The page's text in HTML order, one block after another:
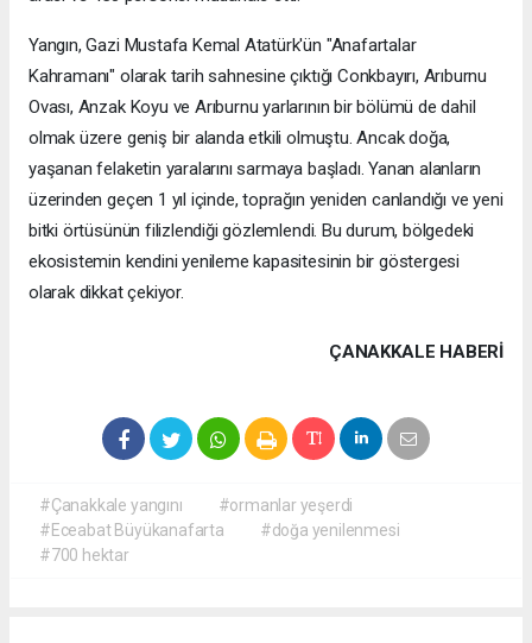
Yangın, Gazi Mustafa Kemal Atatürk'ün "Anafartalar
Kahramanı" olarak tarih sahnesine çıktığı Conkbayırı, Arıburnu
Ovası, Anzak Koyu ve Arıburnu yarlarının bir bölümü de dahil
olmak üzere geniş bir alanda etkili olmuştu. Ancak doğa,
yaşanan felaketin yaralarını sarmaya başladı. Yanan alanların
üzerinden geçen 1 yıl içinde, toprağın yeniden canlandığı ve yeni
bitki örtüsünün filizlendiği gözlemlendi. Bu durum, bölgedeki
ekosistemin kendini yenileme kapasitesinin bir göstergesi
olarak dikkat çekiyor.
ÇANAKKALE HABERİ
#Çanakkale yangını
#ormanlar yeşerdi
#Eceabat Büyükanafarta
#doğa yenilenmesi
#700 hektar